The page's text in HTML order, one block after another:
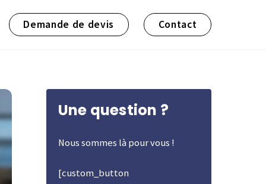
Demande de devis Contact
Une question ?
Nous sommes là pour vous !
[custom_button